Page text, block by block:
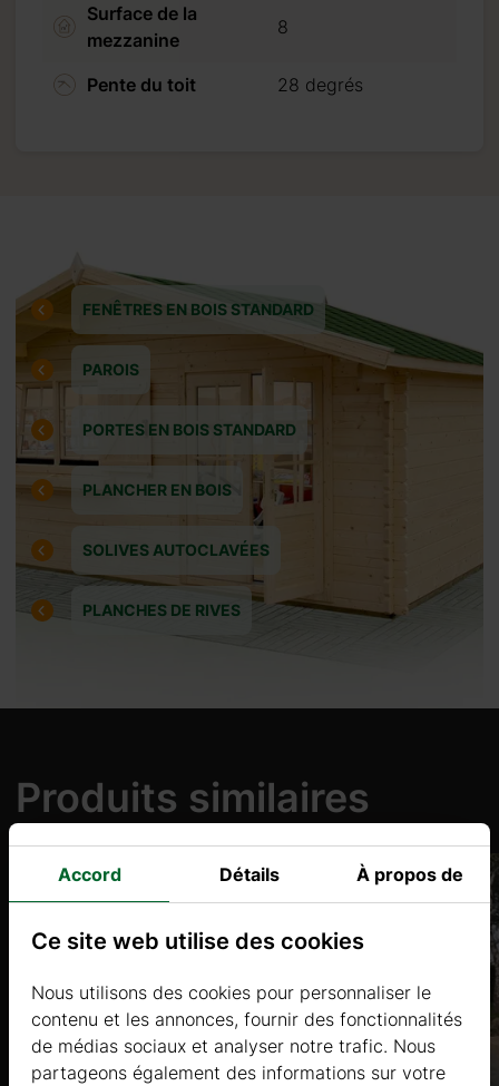
Surface de la
mezzanine
8
Pente du toit 28 degrés
FENÊTRES EN BOIS STANDARD
PAROIS
PORTES EN BOIS STANDARD
PLANCHER EN BOIS
SOLIVES AUTOCLAVÉES
PLANCHES DE RIVES
Produits similaires
de 20 %. (30 % pour
Accord Détails À propos de
Ce site web utilise des cookies
Nous utilisons des cookies pour personnaliser le
contenu et les annonces, fournir des fonctionnalités
de médias sociaux et analyser notre trafic. Nous
partageons également des informations sur votre